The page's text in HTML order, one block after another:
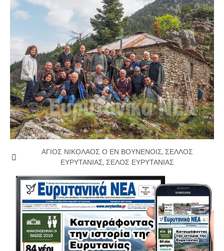
ΑΓΙΟΣ ΝΙΚΟΛΑΟΣ Ο ΕΝ ΒΟΥΝΕΝΟΙΣ, ΣΕΛΛΟΣ
ΕΥΡΥΤΑΝΙΑΣ, ΣΕΛΟΣ ΕΥΡΥΤΑΝΙΑΣ